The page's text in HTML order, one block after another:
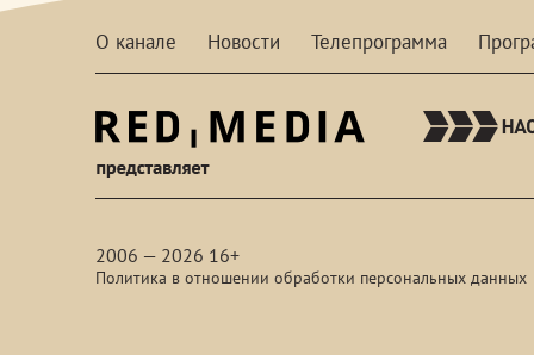
О канале Новости Телепрограмма
2006 — 2026 16+
Политика в отношении обработки персональных данных